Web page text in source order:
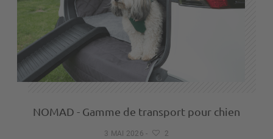
NOMAD - Gamme de transport pour chien
3 MAI 2026 - 2